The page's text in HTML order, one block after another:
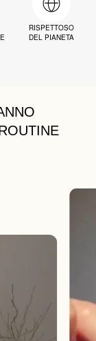
RISPETTOSO
DEL PIANETA